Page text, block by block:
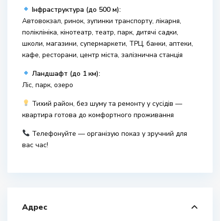
Інфраструктура (до 500 м):
Автовокзал, ринок, зупинки транспорту, лікарня,
поліклініка, кінотеатр, театр, парк, дитячі садки,
школи, магазини, супермаркети, ТРЦ, банки, аптеки,
кафе, ресторани, центр міста, залізнична станція
Ландшафт (до 1 км):
Ліс, парк, озеро
Тихий район, без шуму та ремонту у сусідів —
квартира готова до комфортного проживання
Телефонуйте — організую показ у зручний для
вас час!
Адрес